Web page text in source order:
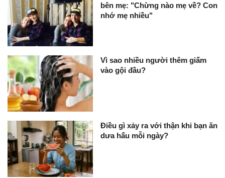
bên mẹ: "Chừng nào mẹ về? Con
nhớ mẹ nhiều"
Vì sao nhiều người thêm giấm
vào gội đầu?
Điều gì xảy ra với thận khi bạn ăn
dưa hấu mỗi ngày?